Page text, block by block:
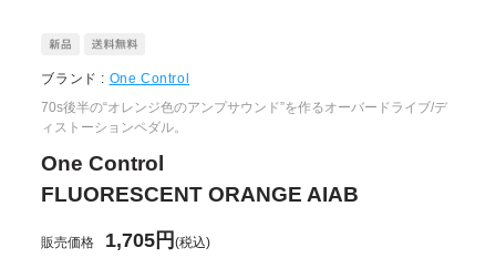
ブランド : One Control
70s後半の“オレンジ色のアンプサウンド”を作るオーバードライブ/デ
ィストーションペダル。
One Control
FLUORESCENT ORANGE AIAB
販売価格 1,705円(税込)